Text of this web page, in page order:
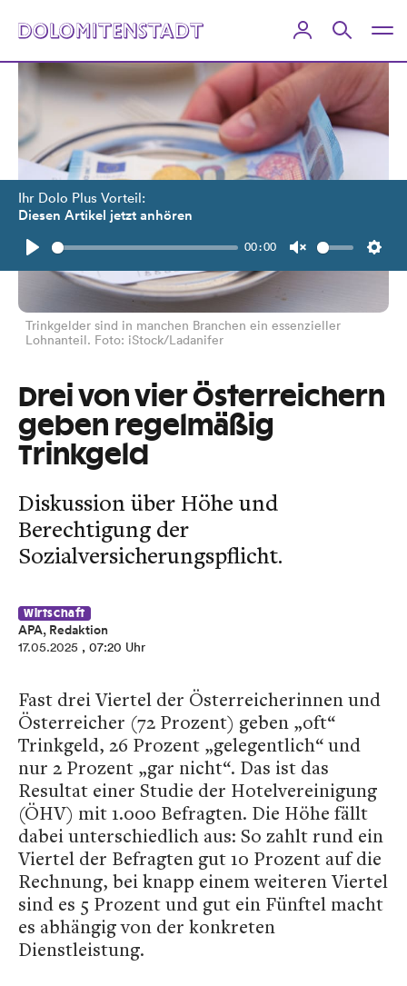
Ihr Dolo Plus Vorteil:
Diesen Artikel jetzt anhören
Play
00:00
Unmute
Trinkgelder sind in manchen Branchen ein essenzieller
Lohnanteil. Foto: iStock/Ladanifer
Drei von vier Österreichern
geben regelmäßig
Trinkgeld
Diskussion über Höhe und
Berechtigung der
Sozialversicherungspflicht.
Wirtschaft
APA, Redaktion
17.05.2025 , 07:20 Uhr
Fast drei Viertel der Österreicherinnen und
Österreicher (72 Prozent) geben „oft“
Trinkgeld, 26 Prozent „gelegentlich“ und
nur 2 Prozent „gar nicht“. Das ist das
Resultat einer Studie der Hotelvereinigung
(ÖHV) mit 1.000 Befragten. Die Höhe fällt
dabei unterschiedlich aus: So zahlt rund ein
Viertel der Befragten gut 10 Prozent auf die
Rechnung, bei knapp einem weiteren Viertel
sind es 5 Prozent und gut ein Fünftel macht
es abhängig von der konkreten
Dienstleistung.